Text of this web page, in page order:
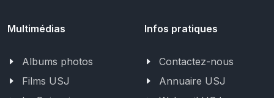
Multimédias
Albums photos
Films USJ
Infos pratiques
Contactez-nous
Annuaire USJ